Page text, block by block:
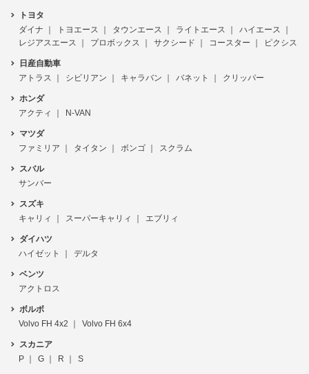
トヨタ
ダイナ
トヨエース タウンエース ライトエース
ハイエース
レジアスエース
プロボックス サクシード コースター ピクシス
日産自動車
アトラス
シビリアン キャラバン バネット クリッパー
ホンダ
アクティ
N-VAN
マツダ
ファミリア
タイタン ボンゴ スクラム
スバル
サンバー
スズキ
キャリィ
スーパーキャリィ エブリィ
ダイハツ
ハイゼット
デルタ
ベンツ
アクトロス
ボルボ
Volvo FH 4x2
Volvo FH 6x4
スカニア
P
G R S